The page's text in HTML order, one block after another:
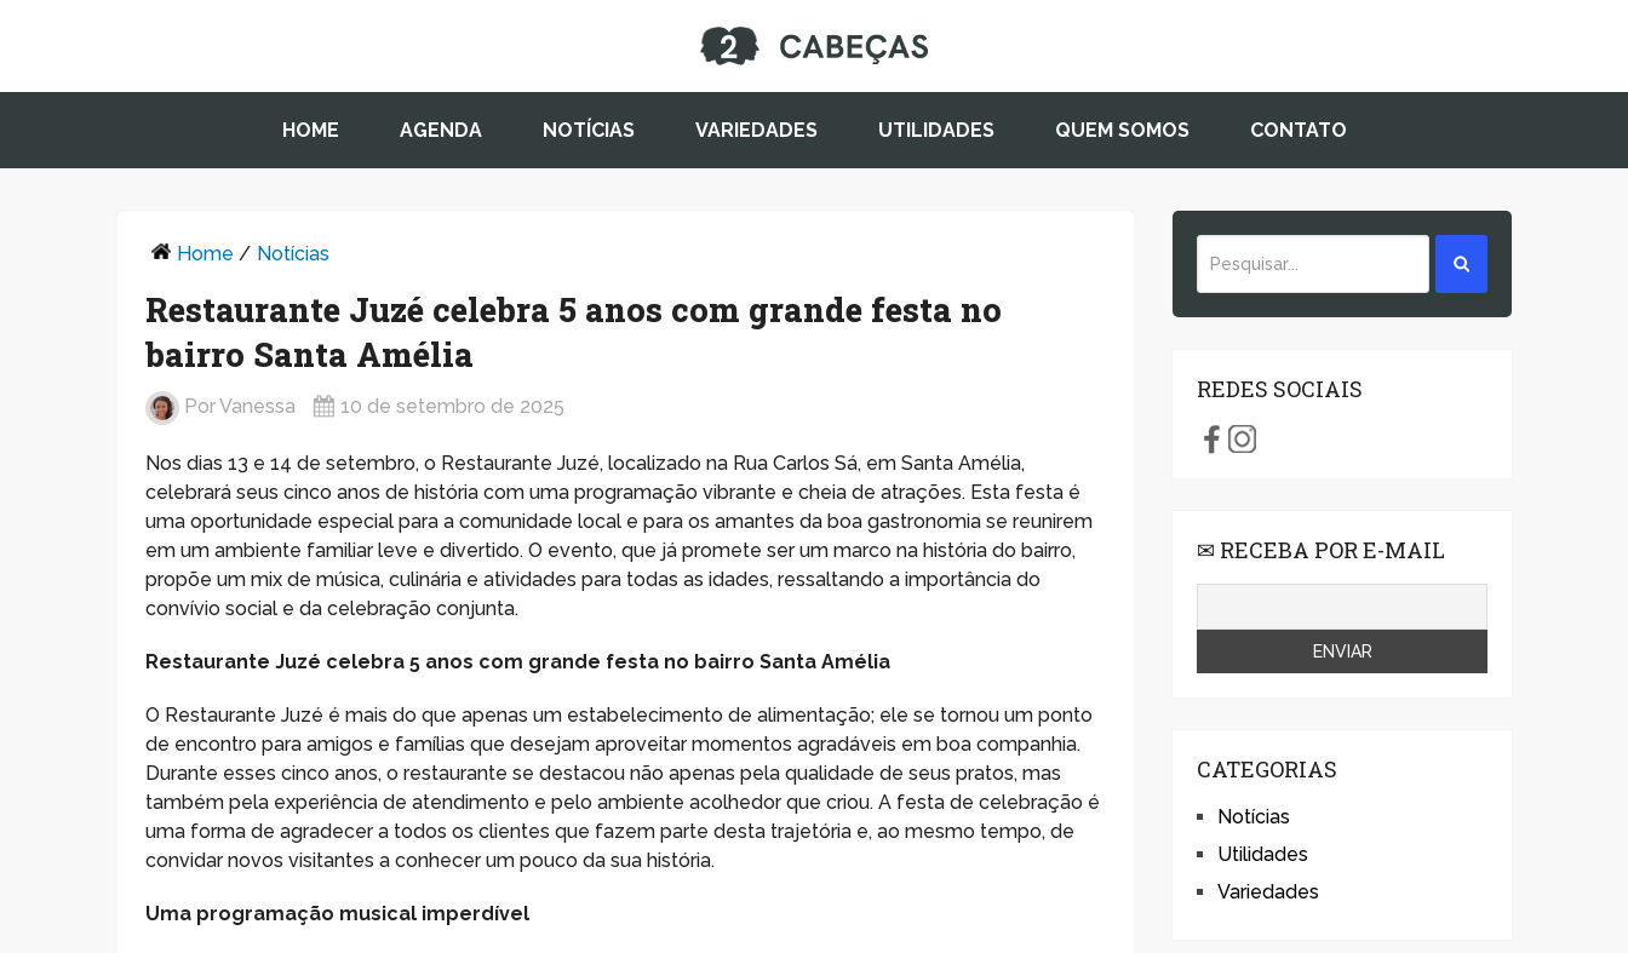
HOME AGENDA NOTÍCIAS VARIEDADES UTILIDADES QUEM SOMOS CONTATO
Home / Notícias
Restaurante Juzé celebra 5 anos com grande festa no
bairro Santa Amélia
PorVanessa 10 de setembro de 2025
Nos dias 13 e 14 de setembro, o Restaurante Juzé, localizado na Rua Carlos Sá, em Santa Amélia,
celebrará seus cinco anos de história com uma programação vibrante e cheia de atrações. Esta festa é
uma oportunidade especial para a comunidade local e para os amantes da boa gastronomia se reunirem
em um ambiente familiar leve e divertido. O evento, que já promete ser um marco na história do bairro,
propõe um mix de música, culinária e atividades para todas as idades, ressaltando a importância do
convívio social e da celebração conjunta.
Restaurante Juzé celebra 5 anos com grande festa no bairro Santa Amélia
O Restaurante Juzé é mais do que apenas um estabelecimento de alimentação; ele se tornou um ponto
de encontro para amigos e famílias que desejam aproveitar momentos agradáveis em boa companhia.
Durante esses cinco anos, o restaurante se destacou não apenas pela qualidade de seus pratos, mas
também pela experiência de atendimento e pelo ambiente acolhedor que criou. A festa de celebração é
uma forma de agradecer a todos os clientes que fazem parte desta trajetória e, ao mesmo tempo, de
convidar novos visitantes a conhecer um pouco da sua história.
Uma programação musical imperdível
REDES SOCIAIS
✉ RECEBA POR E-MAIL
CATEGORIAS
Notícias
Utilidades
Variedades